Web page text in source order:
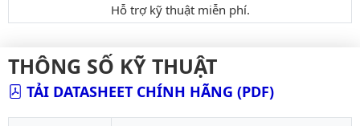
Hỗ trợ kỹ thuật miễn phí.
THÔNG SỐ KỸ THUẬT
TẢI DATASHEET CHÍNH HÃNG (PDF)